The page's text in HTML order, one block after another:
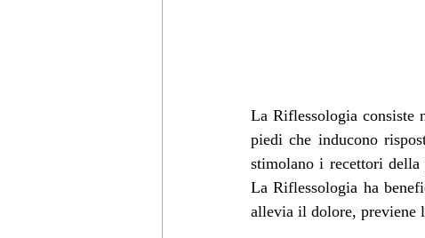
La Riflessologia consiste
piedi che inducono
stimolano i recettori della
La Riflessologia ha
allevia il dolore, previene